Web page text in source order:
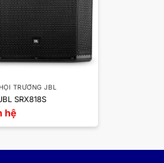
TRƯỜNG JBL
SRX818S
hệ